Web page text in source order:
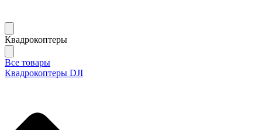
Квадрокоптеры
Все товары
Квадрокоптеры DJI